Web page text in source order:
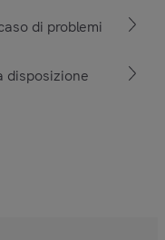
di problemi
disposizione